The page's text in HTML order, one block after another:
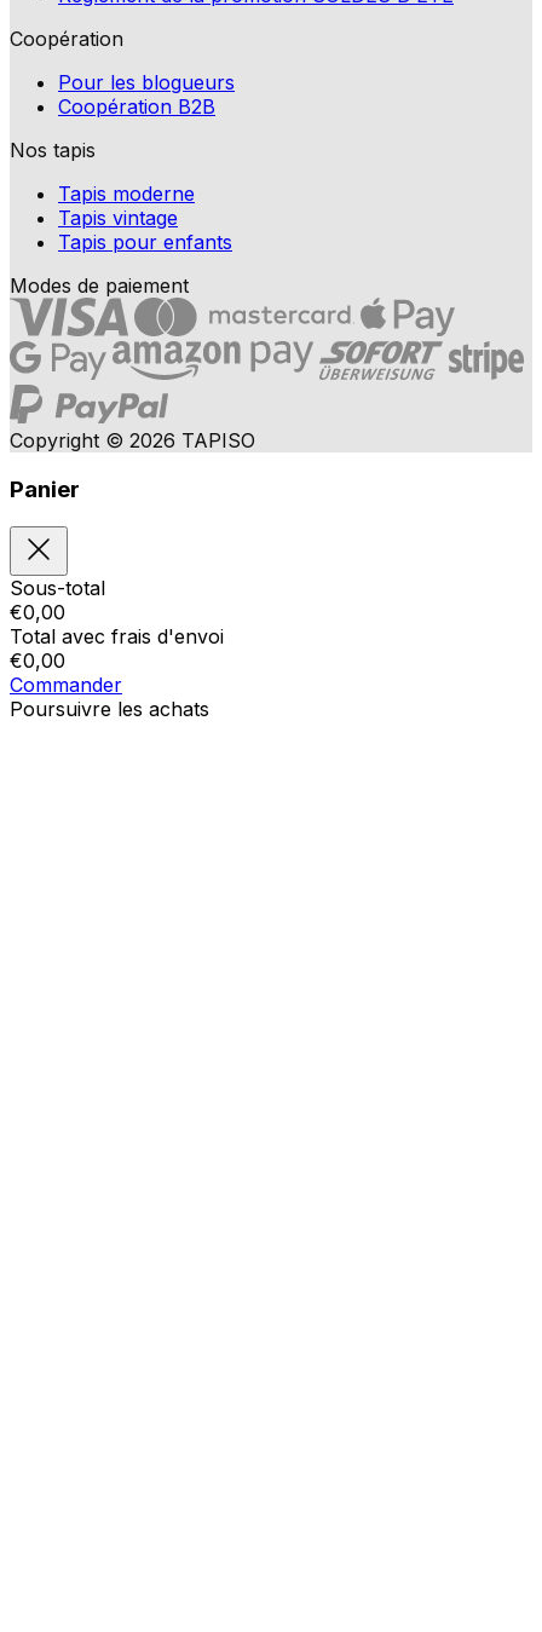
Coopération
Pour les blogueurs
Coopération B2B
Nos tapis
Tapis moderne
Tapis vintage
Tapis pour enfants
Modes de paiement
Copyright © 2026 TAPISO
Panier
Sous-total
€0,00
Total avec frais d'envoi
€0,00
Commander
Poursuivre les achats